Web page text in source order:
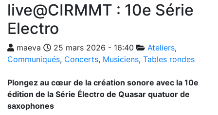
live@CIRMMT : 10e Série
Electro
maeva 25 mars 2026 - 16:40 Ateliers,
Communiqués, Concerts, Musiciens, Tables rondes
Plongez au cœur de la création sonore avec la 10e
édition de la Série Électro de Quasar quatuor de
saxophones